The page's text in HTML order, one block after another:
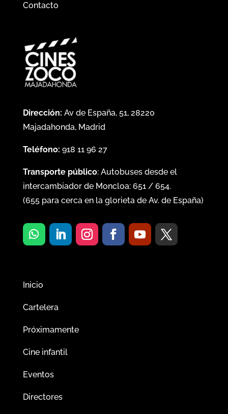
Contacto
Dirección: Av de España, 51, 28220
Majadahonda, Madrid
Teléfono: 918 11 96 27
Transporte público: Autobuses desde el
intercambiador de Moncloa: 651/ 654.
(655para cerca en la glorieta de Av. de España)
Inicio
Cartelera
Próximamente
Cine infantil
Eventos
Directores